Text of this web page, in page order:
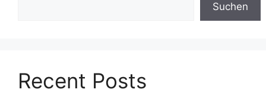
Suchen
Recent Posts